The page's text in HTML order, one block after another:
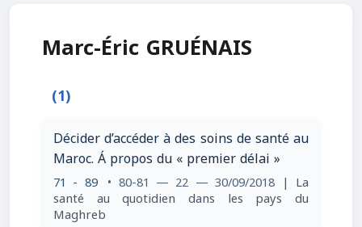
Marc-Éric GRUÉNAIS
(1)
Décider d’accéder à des soins de santé au
Maroc. Á propos du « premier délai »
71 - 89 • 80-81 — 22 — 30/09/2018 | La
santé au quotidien dans les pays du
Maghreb